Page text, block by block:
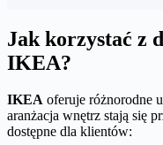
Jak korzystać z
IKEA?
IKEA oferuje różnorodne
aranżacja wnętrz stają się
dostępne dla klientów: